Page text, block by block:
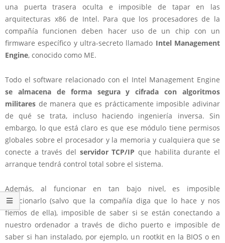
una puerta trasera oculta e imposible de tapar en las
arquitecturas x86 de Intel. Para que los procesadores de la
compañía funcionen deben hacer uso de un chip con un
firmware específico y ultra-secreto llamado Intel Management
Engine, conocido como ME.
Todo el software relacionado con el Intel Management Engine
se almacena de forma segura y cifrada con algoritmos
militares de manera que es prácticamente imposible adivinar
de qué se trata, incluso haciendo ingeniería inversa. Sin
embargo, lo que está claro es que ese módulo tiene permisos
globales sobre el procesador y la memoria y cualquiera que se
conecte a través del servidor TCP/IP que habilita durante el
arranque tendrá control total sobre el sistema.
Además, al funcionar en tan bajo nivel, es imposible
solucionarlo (salvo que la compañía diga que lo hace y nos
fiemos de ella), imposible de saber si se están conectando a
nuestro ordenador a través de dicho puerto e imposible de
saber si han instalado, por ejemplo, un rootkit en la BIOS o en